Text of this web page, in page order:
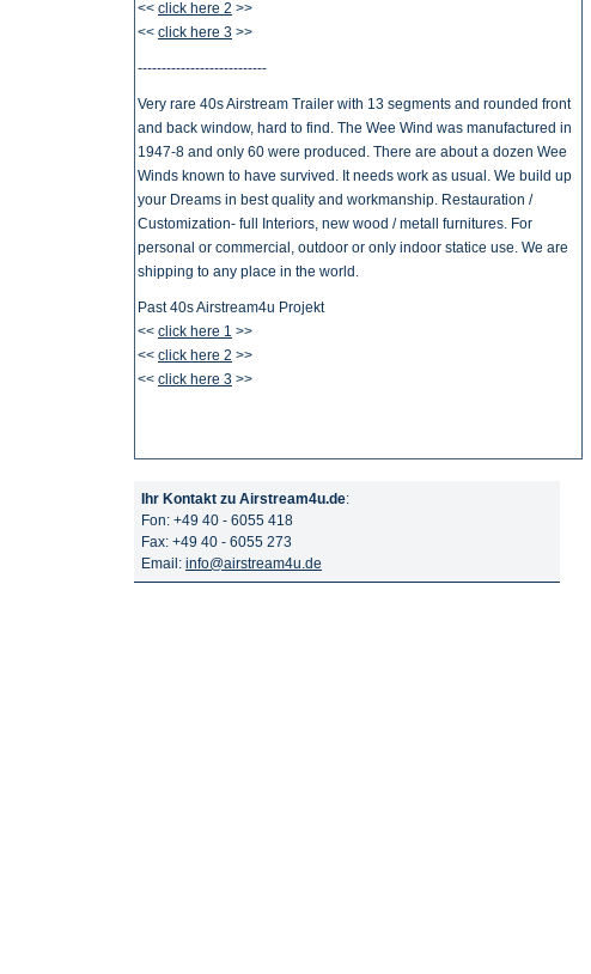
<< click here 2 >>
<< click here 3 >>
---------------------------
Very rare 40s Airstream Trailer with 13 segments and rounded front
and back window, hard to find. The Wee Wind was manufactured in
1947-8 and only 60 were produced. There are about a dozen Wee
Winds known to have survived. It needs work as usual. We build up
your Dreams in best quality and workmanship. Restauration /
Customization- full Interiors, new wood / metall furnitures. For
personal or commercial, outdoor or only indoor statice use. We are
shipping to any place in the world.
Past 40s Airstream4u Projekt
<< click here 1 >>
<< click here 2 >>
<< click here 3 >>
Ihr Kontakt zu Airstream4u.de:
Fon: +49 40 - 6055 418
Fax: +49 40 - 6055 273
Email: info@airstream4u.de